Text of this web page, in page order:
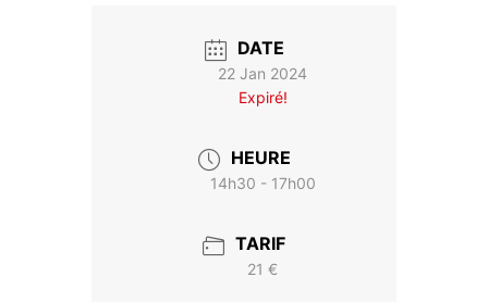
DATE
22 Jan 2024
Expiré!
HEURE
14h30 - 17h00
TARIF
21 €